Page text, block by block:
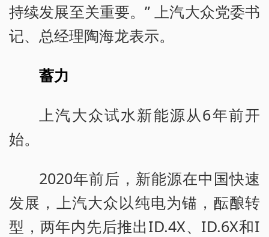
持续发展至关重要。” 上汽大众党委书
记、总经理陶海龙表示。
蓄力
上汽大众试水新能源从6年前开
始。
2020年前后，新能源在中国快速
发展，上汽大众以纯电为锚，酝酿转
型，两年内先后推出ID.4X、ID.6X和I